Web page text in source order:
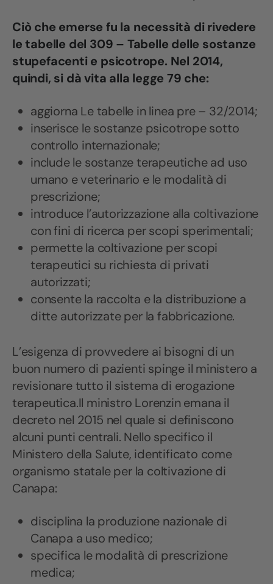
Ciò che emerse fu la necessità di rivedere
le tabelle del 309 – Tabelle delle sostanze
stupefacenti e psicotrope. Nel 2014,
quindi, si dà vita alla legge 79 che:
aggiorna Le tabelle in linea pre – 32/2014;
inserisce le sostanze psicotrope sotto
controllo internazionale;
include le sostanze terapeutiche ad uso
umano e veterinario e le modalità di
prescrizione;
introduce l’autorizzazione alla coltivazione
con fini di ricerca per scopi sperimentali;
permette la coltivazione per scopi
terapeutici su richiesta di privati
autorizzati;
consente la raccolta e la distribuzione a
ditte autorizzate per la fabbricazione.
L’esigenza di provvedere ai bisogni di un
buon numero di pazienti spinge il ministero a
revisionare tutto il sistema di erogazione
terapeutica.Il ministro Lorenzin emana il
decreto nel 2015 nel quale si definiscono
alcuni punti centrali. Nello specifico il
Ministero della Salute, identificato come
organismo statale per la coltivazione di
Canapa:
disciplina la produzione nazionale di
Canapa a uso medico;
specifica le modalità di prescrizione
medica;